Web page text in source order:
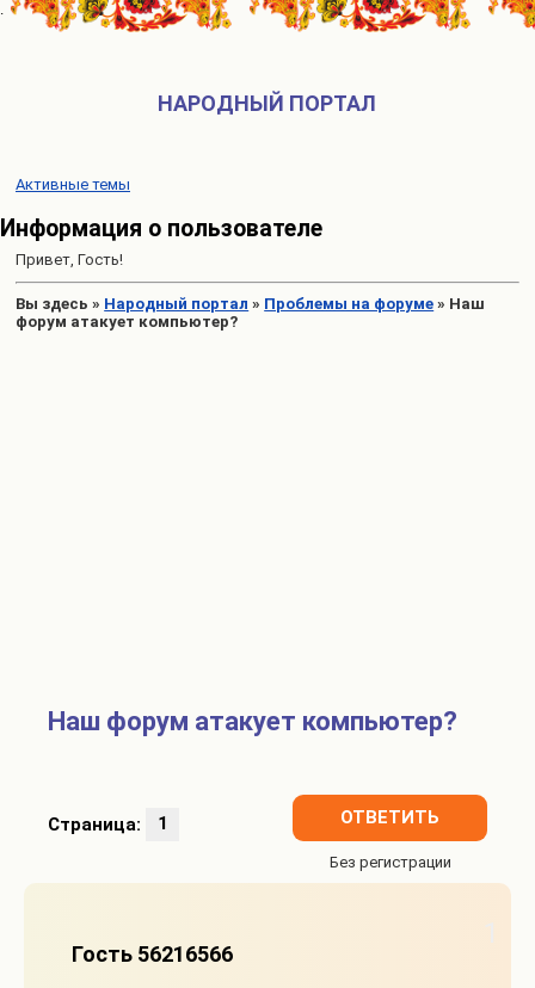
НАРОДНЫЙ ПОРТАЛ
Активные темы
Информация о пользователе
Привет, Гость!
Вы здесь » Народный портал » Проблемы на форуме » Наш
форум атакует компьютер?
Наш форум атакует компьютер?
Страница: 1 ОТВЕТИТЬ
Гость 56216566